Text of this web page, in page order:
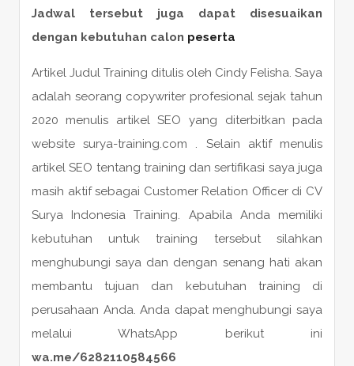
Jadwal tersebut juga dapat disesuaikan
dengan kebutuhan calon peserta
Artikel Judul Training ditulis oleh Cindy Felisha. Saya
adalah seorang copywriter profesional sejak tahun
2020 menulis artikel SEO yang diterbitkan pada
website surya-training.com . Selain aktif menulis
artikel SEO tentang training dan sertifikasi saya juga
masih aktif sebagai Customer Relation Officer di CV
Surya Indonesia Training. Apabila Anda memiliki
kebutuhan untuk training tersebut silahkan
menghubungi saya dan dengan senang hati akan
membantu tujuan dan kebutuhan training di
perusahaan Anda. Anda dapat menghubungi saya
melalui WhatsApp berikut ini
wa.me/6282110584566